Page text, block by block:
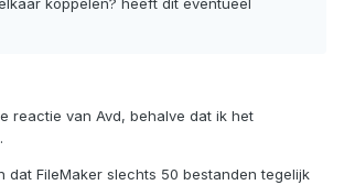
koppelen? heeft dit eventueel
reactie van Avd, behalve dat ik het
dat FileMaker slechts 50 bestanden tegelijk